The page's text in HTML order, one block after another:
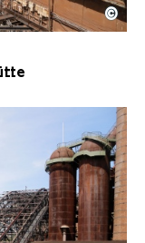
Hütte mit
Hütte | Karl
©